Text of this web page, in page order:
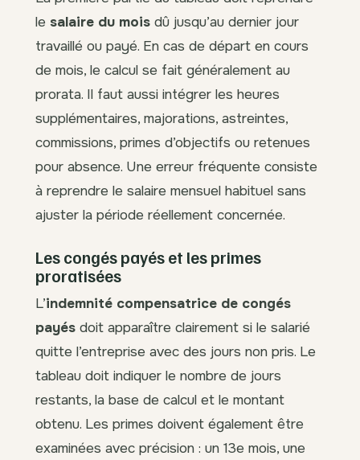
le salaire du mois dû jusqu’au dernier jour
travaillé ou payé. En cas de départ en cours
de mois, le calcul se fait généralement au
prorata. Il faut aussi intégrer les heures
supplémentaires, majorations, astreintes,
commissions, primes d’objectifs ou retenues
pour absence. Une erreur fréquente consiste
à reprendre le salaire mensuel habituel sans
ajuster la période réellement concernée.
Les congés payés et les primes
proratisées
L’indemnité compensatrice de congés
payés doit apparaître clairement si le salarié
quitte l’entreprise avec des jours non pris. Le
tableau doit indiquer le nombre de jours
restants, la base de calcul et le montant
obtenu. Les primes doivent également être
examinées avec précision : un 13e mois, une